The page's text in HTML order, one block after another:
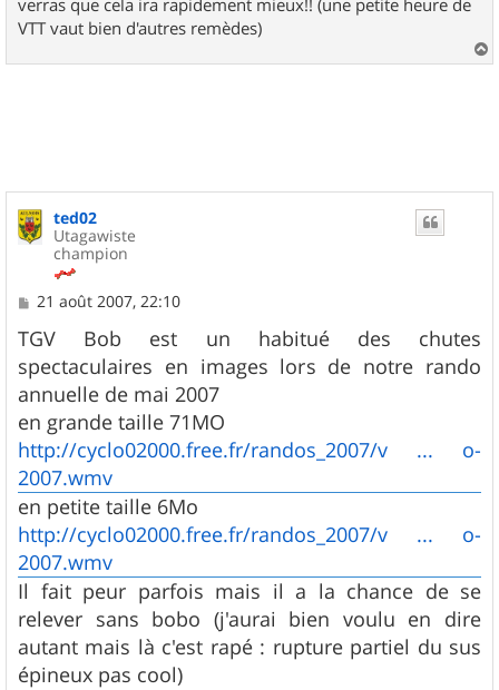
VTT vaut bien d'autres remèdes)
a
ted02
Utagawiste
champion
M
s
s
a
g
e
21 août 2007, 22:10
TGV Bob est un habitué des chutes
spectaculaires en images lors de notre rando
annuelle de mai 2007
en grande taille 71MO
http://cyclo02000.free.fr/randos_2007/v ... o-
2007.wmv
en petite taille 6Mo
http://cyclo02000.free.fr/randos_2007/v ... o-
2007.wmv
Il fait peur parfois mais il a la chance de se
relever sans bobo (j'aurai bien voulu en dire
autant mais là c'est rapé : rupture partiel du sus
épineux pas cool)